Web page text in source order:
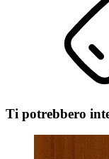
Ti potrebbero